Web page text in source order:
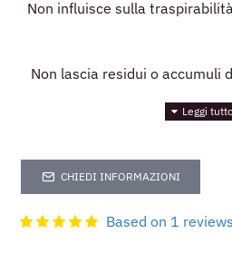
Based on 1
Non influisce sulla
Non lascia residui o accumuli
colori di pelli lisce.
Esalta la naturale lucentezza
CHIEDI INFORMAZIONI